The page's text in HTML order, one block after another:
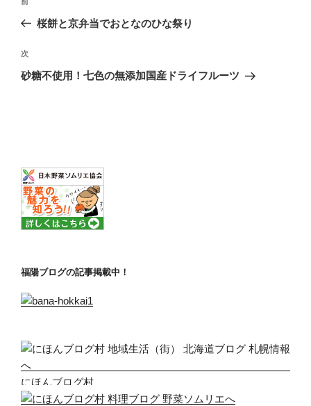
ナ
ビ
ゲ
の
稿
桜餅と京弁当でおとなのひな祭り
次
の
次
砂糖不使用！七色の無添加国産ドライフルーツ
福陽ブログの記事掲載中！
にほんブログ村